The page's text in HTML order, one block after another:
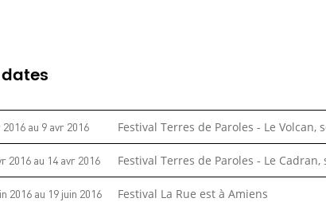
2016 au 9 avr 2016 Festival Terres de Paroles - Le Volcan,
2016 au 14 avr 2016 Festival Terres de Paroles - Le
2016 au 19 juin 2016 Festival La Rue est à Amiens